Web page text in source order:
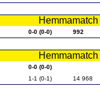
0-0 (0-0) 992
0-0 (0-0)
1-1 (0-1) 14 968